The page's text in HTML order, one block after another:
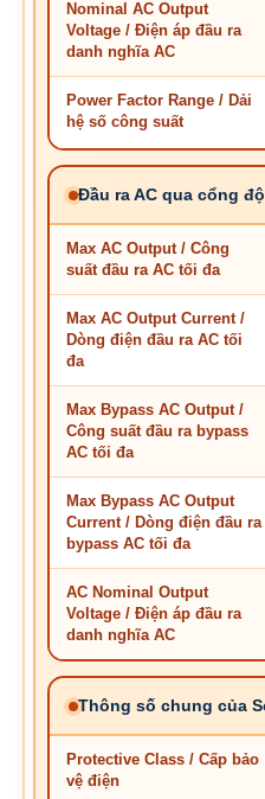
Nominal AC Output
Voltage / Điện áp đầu ra
danh nghĩa AC
Power Factor Range / Dải
hệ số công suất
Đầu ra AC qua cổng
Max AC Output / Công
suất đầu ra AC tối đa
Max AC Output Current /
Dòng điện đầu ra AC tối
đa
Max Bypass AC Output /
Công suất đầu ra bypass
AC tối đa
Max Bypass AC Output
Current / Dòng điện đầu ra
bypass AC tối đa
AC Nominal Output
Voltage / Điện áp đầu ra
danh nghĩa AC
Thông số chung của
Protective Class / Cấp bảo
vệ điện